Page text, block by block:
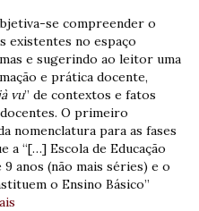
se compreender o
existentes no espaço
e sugerindo ao leitor uma
e prática docente,
vu” de contextos e fatos
O primeiro
nomenclatura para as fases
a “[…] Escola de Educação
anos (não mais séries) e o
o Ensino Básico”